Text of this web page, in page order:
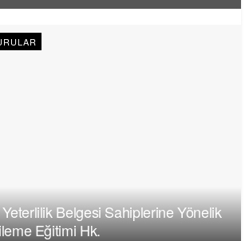
Belgesi Sahiplerine Yönelik
Eğitimi Hk.